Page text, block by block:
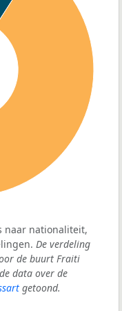
naar nationaliteit,
De verdeling
de buurt Fraiti
data over de
getoond.